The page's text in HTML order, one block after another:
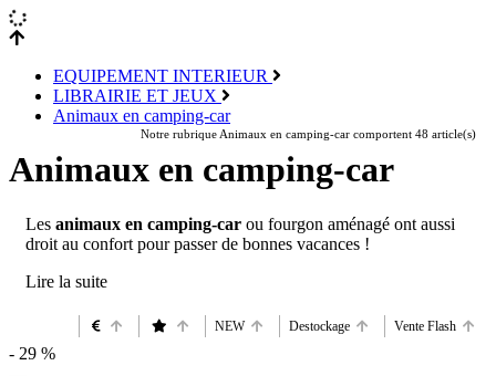
EQUIPEMENT INTERIEUR
LIBRAIRIE ET JEUX
Animaux en camping-car
Animaux en camping-car
Notre rubrique Animaux en camping-car comportent 48 article(s)
Les animaux en camping-car ou fourgon aménagé ont aussi
droit au confort pour passer de bonnes vacances !
NEW Destockage Vente Flash
- 29 %